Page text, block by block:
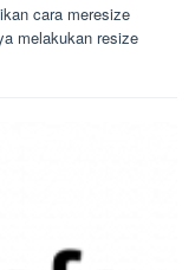
cara meresize
melakukan resize